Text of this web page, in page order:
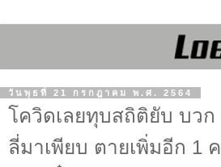
วันพุธที่ 21 กรกฎาคม พ.ศ. 2564
โควิดเลยทุบสถิติยับ บวก
ลี่มาเพียบ ตายเพิ่มอีก 1